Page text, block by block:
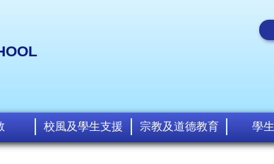
校風及學生支援 宗教及道德教育 學